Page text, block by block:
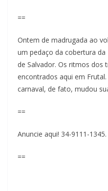
==
Ontem de madrugada ao
um pedaço da cobertura
de Salvador. Os ritmos
encontrados aqui em
carnaval, de fato, mudou
==
Anuncie aqui! 34-9111-1345.
==